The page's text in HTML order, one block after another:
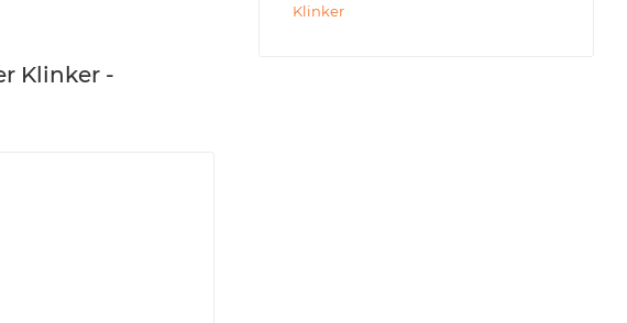
Klinker -
Klinker